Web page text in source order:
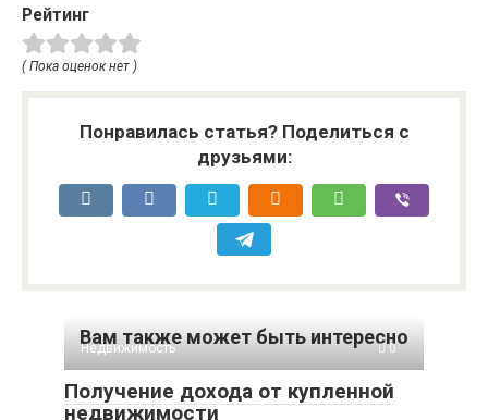
Рейтинг
( Пока оценок нет )
Понравилась статья? Поделиться с
друзьями:
Вам также может быть интересно
Недвижимость 0
Получение дохода от купленной
недвижимости